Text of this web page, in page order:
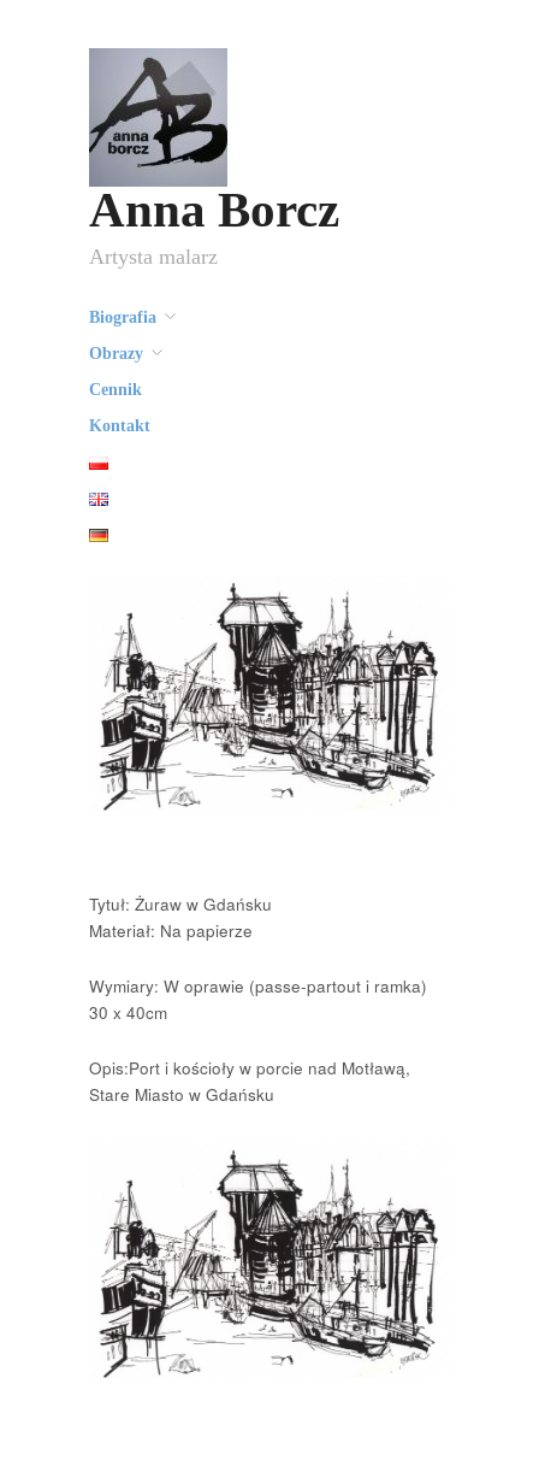
Anna Borcz
Artysta malarz
Biografia
Obrazy
Cennik
Kontakt
Tytuł: Żuraw w Gdańsku
Materiał: Na papierze
Wymiary: W oprawie (passe-partout i ramka)
30 x 40cm
Opis:Port i kościoły w porcie nad Motławą,
Stare Miasto w Gdańsku